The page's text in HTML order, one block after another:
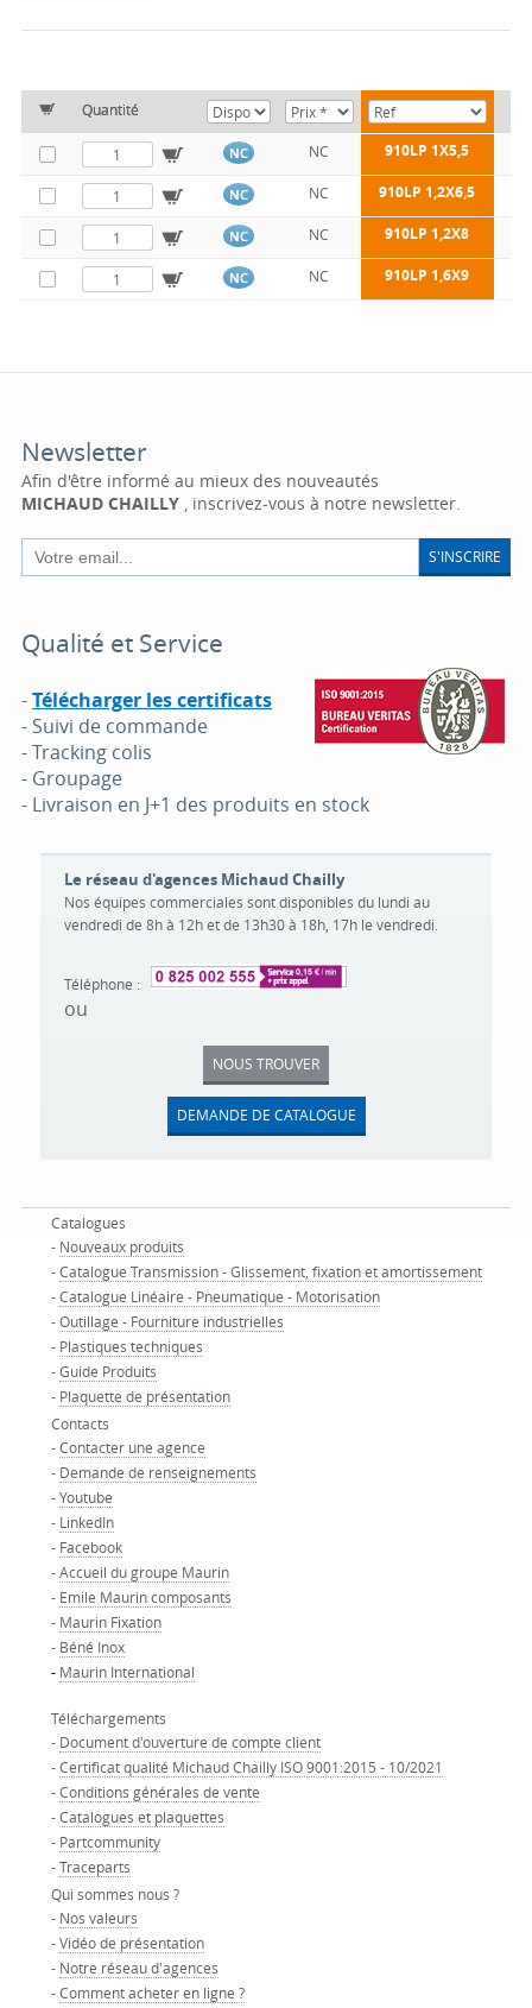
Quantité
NC NC 910LP 1X5,5
NC NC 910LP 1,2X6,5
NC NC 910LP 1,2X8
NC NC 910LP 1,6X9
Newsletter
Afin d'être informé au mieux des nouveautés
MICHAUD CHAILLY, inscrivez-vous à notre newsletter.
S'INSCRIRE
Qualité et Service
-Télécharger les certificats
- Suivi de commande
- Tracking colis
- Groupage
- Livraison en J+1 des produits en stock
Le réseau d'agences Michaud Chailly
Nos équipes commerciales sont disponibles du lundi au
vendredi de 8h à 12h et de 13h30 à 18h, 17h le vendredi.
Téléphone :
ou
NOUS TROUVER
DEMANDE DE CATALOGUE
Catalogues
- Nouveaux produits
-Catalogue Transmission - Glissement, fixation et amortissement
-Catalogue Linéaire - Pneumatique - Motorisation
-Outillage - Fourniture industrielles
- Plastiques techniques
-Guide Produits
- Plaquette de présentation
Contacts
-Contacter une agence
- Demande de renseignements
-Youtube
- LinkedIn
- Facebook
-Accueil du groupe Maurin
- Emile Maurin composants
- Maurin Fixation
- Béné Inox
- Maurin International
Téléchargements
- Document d'ouverture de compte client
-Certificat qualité Michaud Chailly ISO 9001:2015 - 10/2021
-Conditions générales de vente
-Catalogues et plaquettes
- Partcommunity
-Traceparts
Qui sommes nous ?
- Nos valeurs
-Vidéo de présentation
- Notre réseau d'agences
-Comment acheter en ligne ?